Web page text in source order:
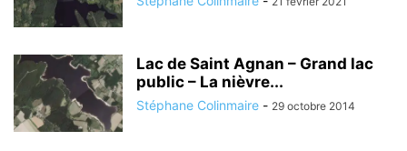
Lac de Saint Agnan – Grand lac
public – La nièvre...
Stéphane Colinmaire - 29 octobre 2014